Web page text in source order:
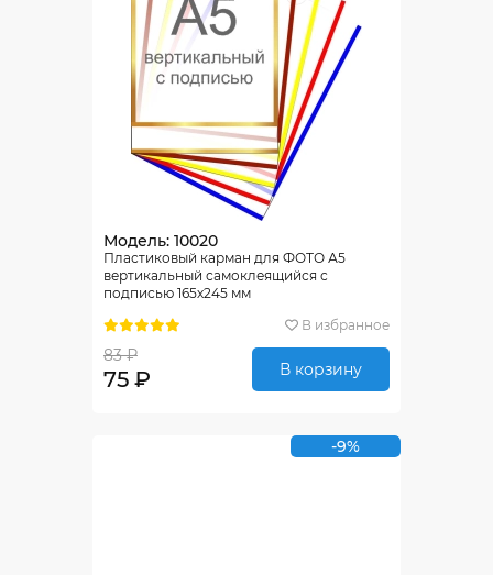
Модель: 10020
Пластиковый карман для ФОТО А5
вертикальный самоклеящийся с
подписью 165х245 мм
В избранное
83 ₽
75 ₽ В корзину
-9%